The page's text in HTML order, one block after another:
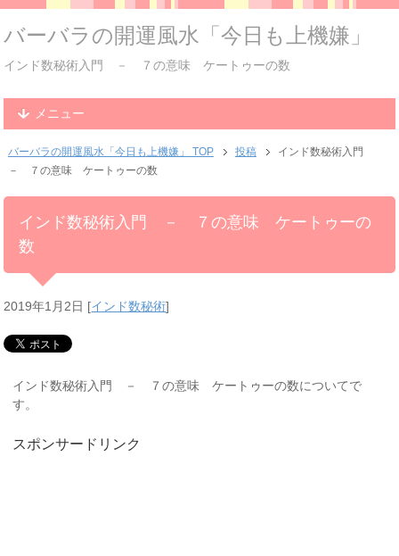
バーバラの開運風水「今日も上機嫌」
インド数秘術入門 － ７の意味 ケートゥーの数
メニュー
バーバラの開運風水「今日も上機嫌」 TOP 投稿
インド数秘術入門
－ ７の意味 ケートゥーの数
インド数秘術入門 － ７の意味 ケートゥーの
数
2019年1月2日 [インド数秘術]
インド数秘術入門 － ７の意味 ケートゥーの数についてで
す。
スポンサードリンク